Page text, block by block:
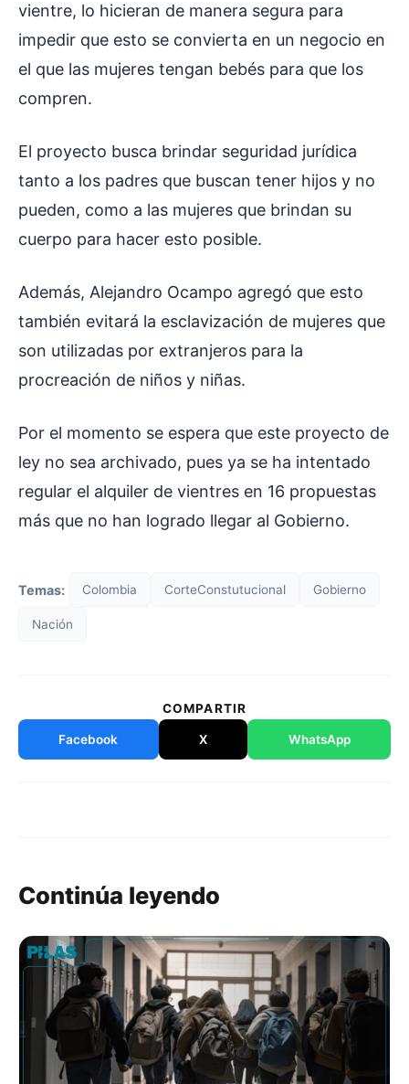
vientre, lo hicieran de manera segura para
impedir que esto se convierta en un negocio en
el que las mujeres tengan bebés para que los
compren.
El proyecto busca brindar seguridad jurídica
tanto a los padres que buscan tener hijos y no
pueden, como a las mujeres que brindan su
cuerpo para hacer esto posible.
Además, Alejandro Ocampo agregó que esto
también evitará la esclavización de mujeres que
son utilizadas por extranjeros para la
procreación de niños y niñas.
Por el momento se espera que este proyecto de
ley no sea archivado, pues ya se ha intentado
regular el alquiler de vientres en 16 propuestas
más que no han logrado llegar al Gobierno.
Temas: Colombia CorteConstutucional Gobierno
Nación
COMPARTIR
Facebook X WhatsApp
Continúa leyendo